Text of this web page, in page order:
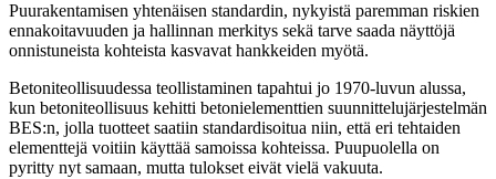
Puurakentamisen yhtenäisen standardin, nykyistä paremman riskien
ennakoitavuuden ja hallinnan merkitys sekä tarve saada näyttöjä
onnistuneista kohteista kasvavat hankkeiden myötä.
Betoniteollisuudessa teollistaminen tapahtui jo 1970-luvun alussa,
kun betoniteollisuus kehitti betonielementtien suunnittelujärjestelmän
BES:n, jolla tuotteet saatiin standardisoitua niin, että eri tehtaiden
elementtejä voitiin käyttää samoissa kohteissa. Puupuolella on
pyritty nyt samaan, mutta tulokset eivät vielä vakuuta.